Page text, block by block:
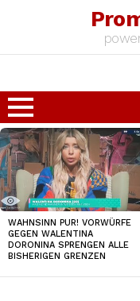
Menu
TOP
NEWS
WAHNSINN PUR! VORWÜRFE
GEGEN WALENTINA
DORONINA SPRENGEN ALLE
BISHERIGEN GRENZEN